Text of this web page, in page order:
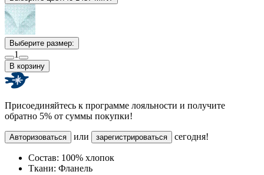
Выберите размер:
1
В корзину
Присоединяйтесь к программе лояльности и получите
обратно 5% от суммы покупки!
Авторизоваться или зарегистрироваться сегодня!
Состав: 100% хлопок
Ткани: Фланель